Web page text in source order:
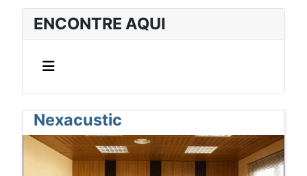
ENCONTRE AQUI
Nexacustic